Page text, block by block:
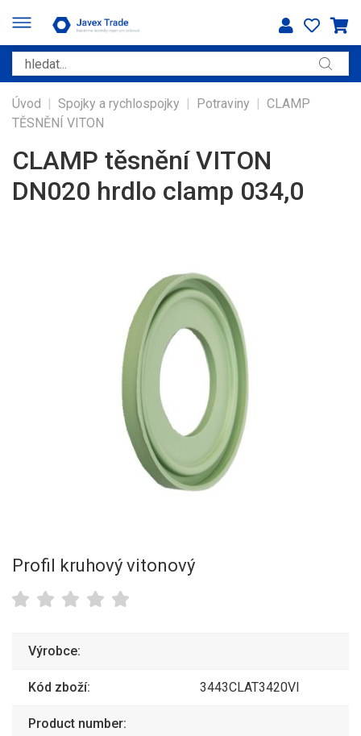
Úvod | Spojky a rychlospojky | Potraviny | CLAMP
TĚSNĚNÍ VITON
CLAMP těsnění VITON
DN020 hrdlo clamp 034,0
Profil kruhový vitonový
Výrobce:
Kód zboží: 3443CLAT3420VI
Product number: